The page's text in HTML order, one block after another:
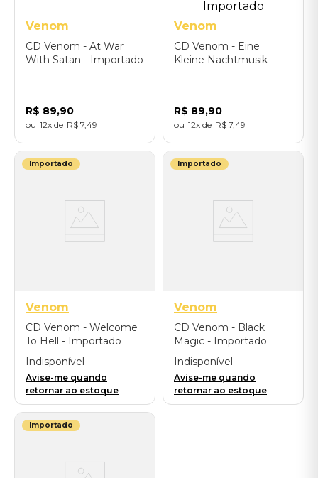
Venom
CD Venom - At War
With Satan - Importado
R$ 89,90
12 R$ 7 49
Venom
CD Venom - Eine
Kleine Nachtmusik -
R$ 89,90
12 R$ 7 49
Importado
Venom
CD Venom - Welcome
To Hell - Importado
Indisponível
Avise-me quando
retornar ao estoque
Importado
Venom
CD Venom - Black
Magic - Importado
Indisponível
Avise-me quando
retornar ao estoque
Importado